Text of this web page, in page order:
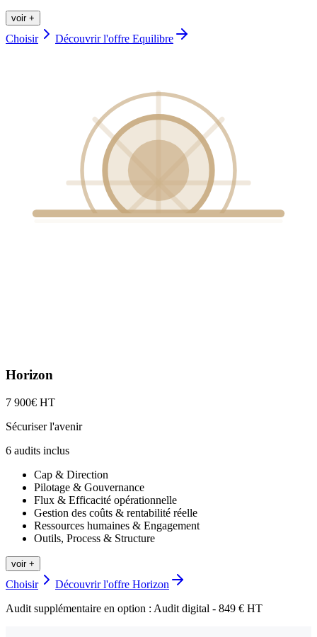
voir +
Choisir Découvrir l'offre Equilibre
Horizon
7 900€ HT
Sécuriser l'avenir
6 audits inclus
Cap & Direction
Pilotage & Gouvernance
Flux & Efficacité opérationnelle
Gestion des coûts & rentabilité réelle
Ressources humaines & Engagement
Outils, Process & Structure
voir +
Choisir Découvrir l'offre Horizon
Audit supplémentaire en option : Audit digital - 849 € HT